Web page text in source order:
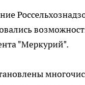
"Меркурий".